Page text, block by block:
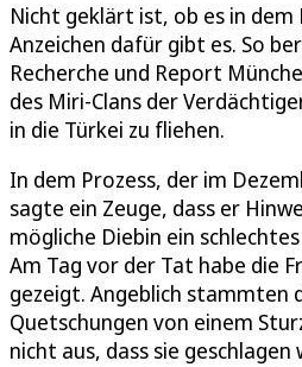
Nicht geklärt ist, ob es in
Anzeichen dafür gibt es. So
Recherche und Report
des Miri-Clans der
in die Türkei zu fliehen.
In dem Prozess, der im
sagte ein Zeuge, dass er
mögliche Diebin ein
Am Tag vor der Tat habe die
gezeigt. Angeblich stammten
Quetschungen von einem
nicht aus, dass sie geschlagen